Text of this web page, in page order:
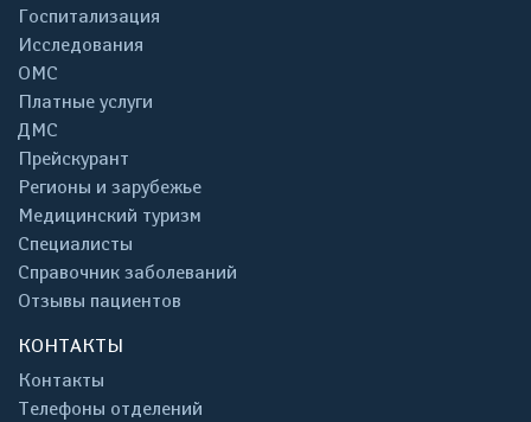
Госпитализация
Исследования
ОМС
Платные услуги
ДМС
Прейскурант
Регионы и зарубежье
Медицинский туризм
Специалисты
Справочник заболеваний
Отзывы пациентов
КОНТАКТЫ
Контакты
Телефоны отделений